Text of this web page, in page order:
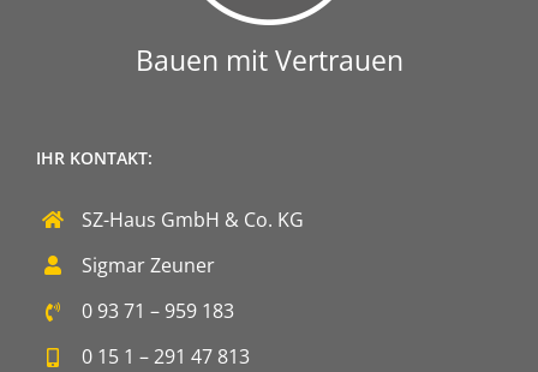
Bauen mit Vertrauen
IHR KONTAKT:
SZ-Haus GmbH & Co. KG
Sigmar Zeuner
0 93 71 – 959 183
0 15 1 – 291 47 813